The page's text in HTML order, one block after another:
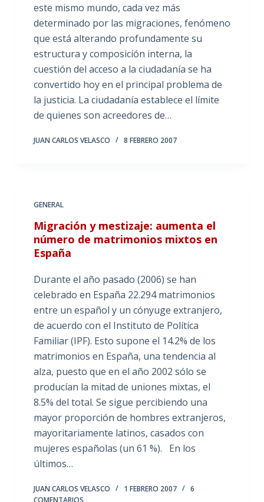
este mismo mundo, cada vez más
determinado por las migraciones, fenómeno
que está alterando profundamente su
estructura y composición interna, la
cuestión del acceso a la ciudadanía se ha
convertido hoy en el principal problema de
la justicia. La ciudadanía establece el límite
de quienes son acreedores de…
JUAN CARLOS VELASCO 8 FEBRERO 2007
GENERAL
Migración y mestizaje: aumenta el
número de matrimonios mixtos en
España
Durante el año pasado (2006) se han
celebrado en España 22.294 matrimonios
entre un español y un cónyuge extranjero,
de acuerdo con el Instituto de Política
Familiar (IPF). Esto supone el 14.2% de los
matrimonios en España, una tendencia al
alza, puesto que en el año 2002 sólo se
producían la mitad de uniones mixtas, el
8.5% del total. Se sigue percibiendo una
mayor proporción de hombres extranjeros,
mayoritariamente latinos, casados con
mujeres españolas (un 61 %). En los
últimos…
JUAN CARLOS VELASCO 1 FEBRERO 2007
6
COMENTARIOS